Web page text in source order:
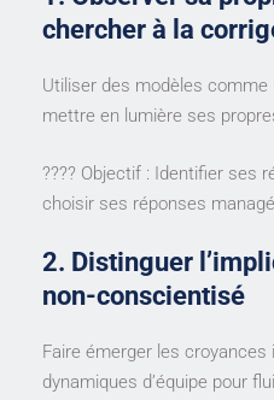
chercher à la
Utiliser des modèles
mettre en lumière ses
???? Objectif : Identifier ses
choisir ses réponses
2. Distinguer
non-conscientisé
Faire émerger les
dynamiques d’équipe pour